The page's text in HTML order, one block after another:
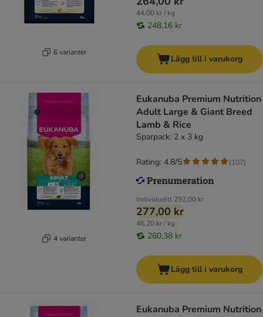
6 varianter
44,00 kr / kg
248,16 kr
Lägg till i varukorg
4 varianter
Eukanuba Premium Nutrition
Adult Large & Giant Breed
Lamb & Rice
Sparpack: 2 x 3 kg
Individuellt 292,00 kr
277,00 kr
46,20 kr / kg
260,38 kr
Rating: 4.8/5 (107)
Lägg till i varukorg
Eukanuba Premium Nutrition